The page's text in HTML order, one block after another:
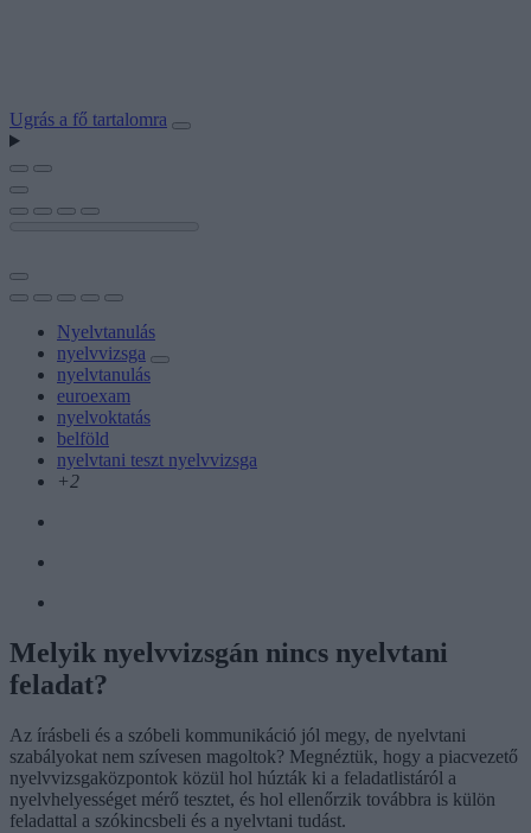
Ugrás a fő tartalomra
Nyelvtanulás
nyelvvizsga
nyelvtanulás
euroexam
nyelvoktatás
belföld
nyelvtani teszt nyelvvizsga
+2
Melyik nyelvvizsgán nincs nyelvtani
feladat?
Az írásbeli és a szóbeli kommunikáció jól megy, de nyelvtani
szabályokat nem szívesen magoltok? Megnéztük, hogy a piacvezető
nyelvvizsgaközpontok közül hol húzták ki a feladatlistáról a
nyelvhelyességet mérő tesztet, és hol ellenőrzik továbbra is külön
feladattal a szókincsbeli és a nyelvtani tudást.